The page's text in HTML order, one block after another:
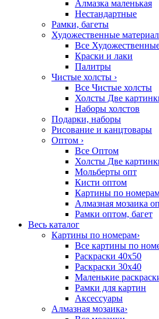
Алмазка маленькая
Нестандартные
Рамки, багеты
Художественные
Все
Краски и лаки
Палитры
Чистые холсты ›
Все Чистые холсты
Холсты Две
Наборы холстов
Подарки, наборы
Рисование и канцтовары
Оптом ›
Все Оптом
Холсты Две
Мольберты опт
Кисти оптом
Картины по
Алмазная мозаика
Рамки оптом, багет
Весь каталог
Картины по номерам›
Все картины по
Раскраски 40х50
Раскраски 30х40
Маленькие
Рамки для картин
Аксессуары
Алмазная мозаика›